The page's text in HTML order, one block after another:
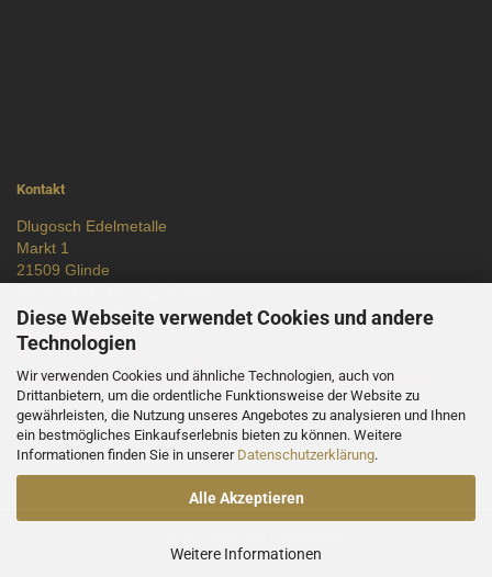
Diese Webseite verwendet Cookies und andere
Technologien
Wir verwenden Cookies und ähnliche Technologien, auch von
Drittanbietern, um die ordentliche Funktionsweise der Website zu
gewährleisten, die Nutzung unseres Angebotes zu analysieren und Ihnen
ein bestmögliches Einkaufserlebnis bieten zu können. Weitere
Informationen finden Sie in unserer Datenschutzerklärung.
Alle Akzeptieren
Weitere Informationen
Kontakt
Dlugosch Edelmetalle
Markt 1
21509 Glinde
E-Mail: info@dlugosch-edelmetalle.de
Öffnungszeiten
Mo. - Fr. 13.00 - 15.00 Uhr
Telefonische Terminvereinbarung und Hausbesuch möglich
Kontaktformular
Routenplaner
Zur Zeit 9 Kunden online.